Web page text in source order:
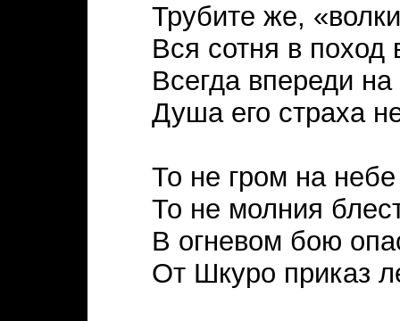
Трубите же,
Вся сотня в поход
Всегда впереди
Душа его страха
То не гром на
То не молния
В огневом бою
От Шкуро приказ